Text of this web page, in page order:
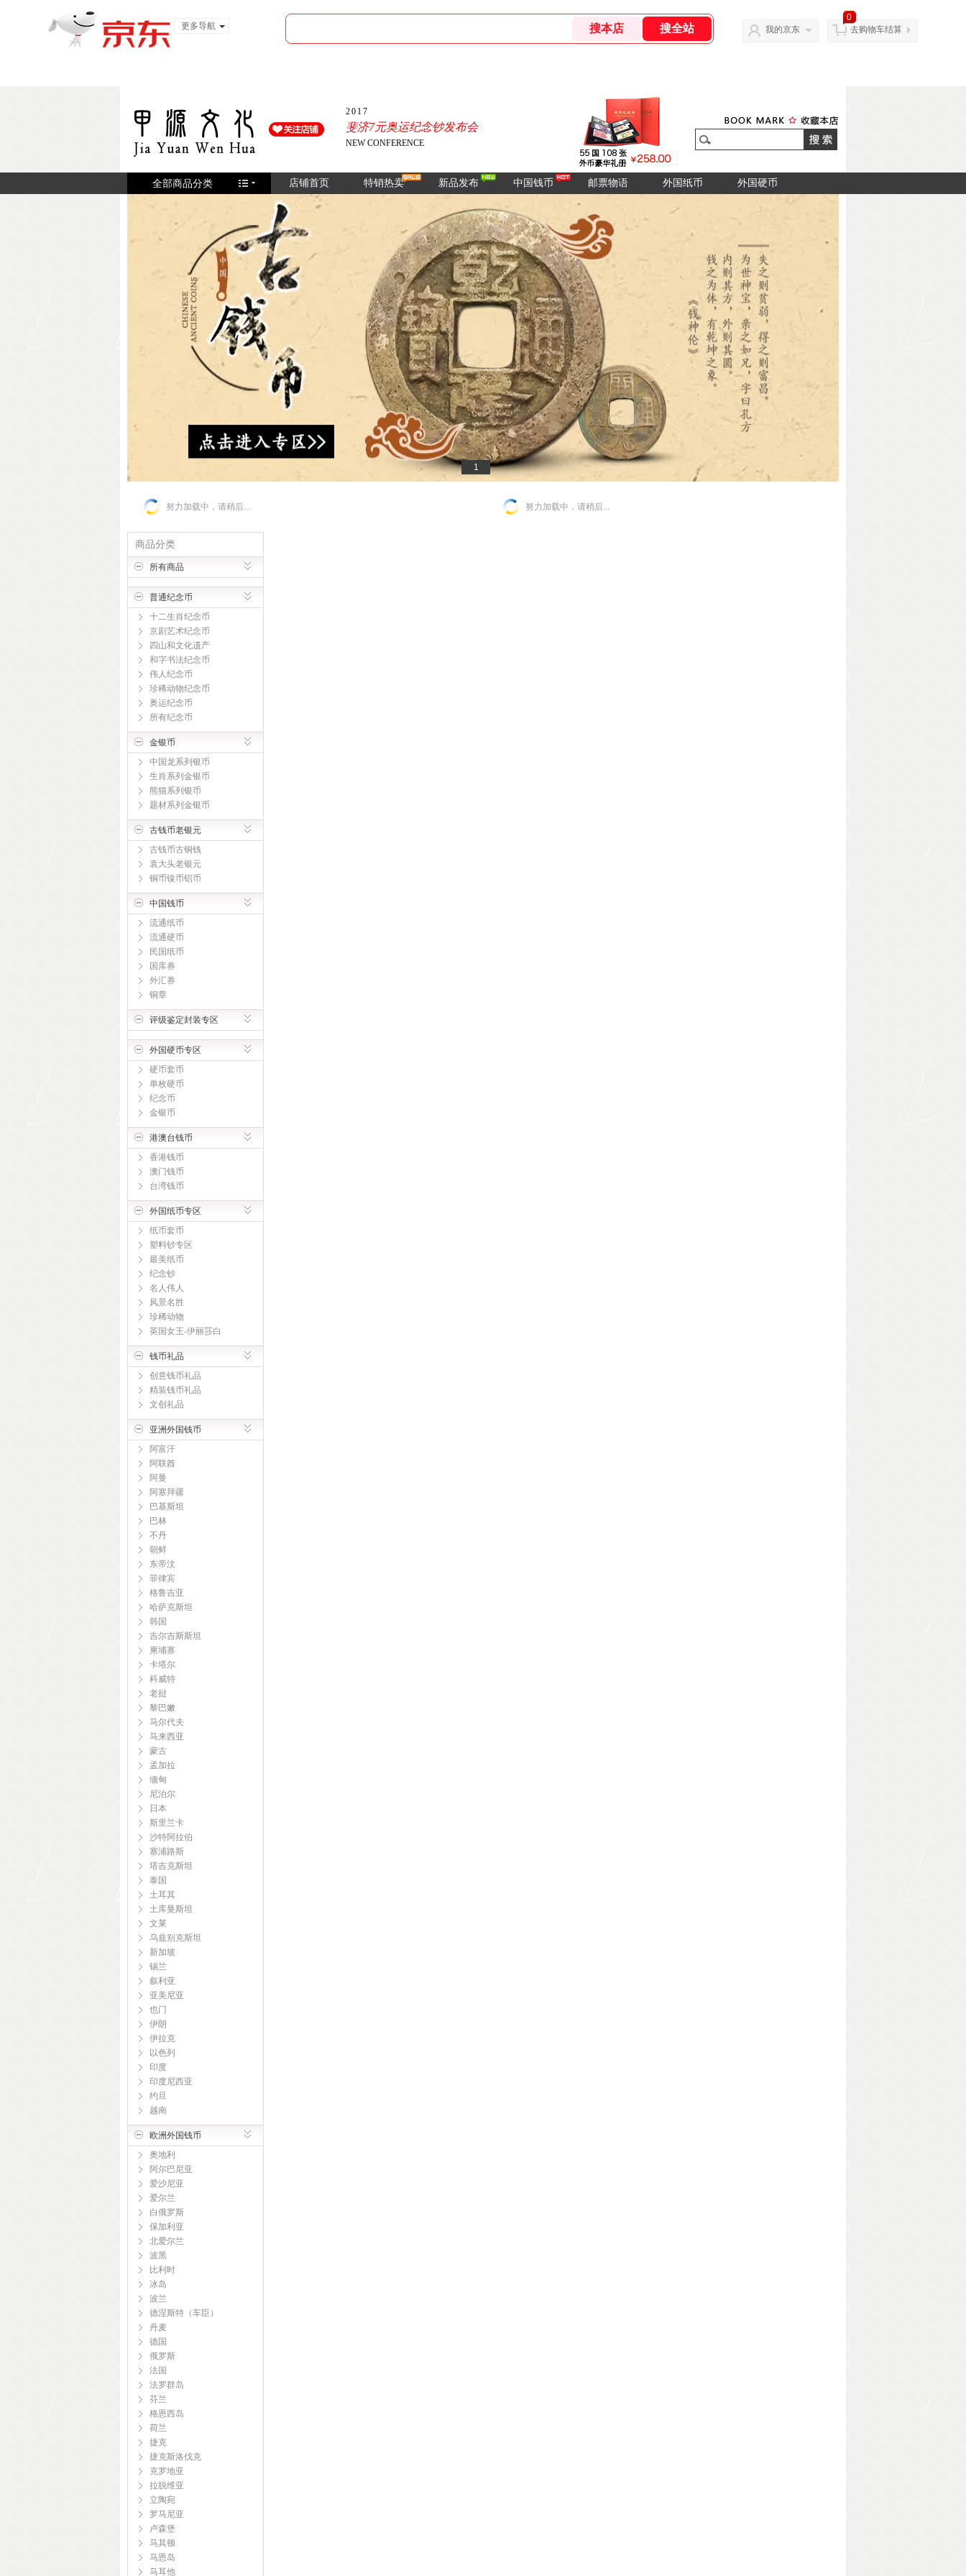
更多导航
我的京东
0
去购物车结算
2017
斐济7元奥运纪念钞发布会
NEW CONFERENCE
全部商品分类 店铺首页 特销热卖 新品发布 中国钱币 邮票物语 外国纸币 外国硬币
1
努力加载中，请稍后...
商品分类
所有商品
普通纪念币
十二生肖纪念币
京剧艺术纪念币
四山和文化遗产
和字书法纪念币
伟人纪念币
珍稀动物纪念币
奥运纪念币
所有纪念币
金银币
中国龙系列银币
生肖系列金银币
熊猫系列银币
题材系列金银币
古钱币老银元
古钱币古铜钱
袁大头老银元
铜币镍币铝币
中国钱币
流通纸币
流通硬币
民国纸币
国库券
外汇券
铜章
评级鉴定封装专区
外国硬币专区
硬币套币
单枚硬币
纪念币
金银币
港澳台钱币
香港钱币
澳门钱币
台湾钱币
外国纸币专区
纸币套币
塑料钞专区
最美纸币
纪念钞
名人伟人
风景名胜
珍稀动物
英国女王-伊丽莎白
钱币礼品
创意钱币礼品
精装钱币礼品
文创礼品
亚洲外国钱币
阿富汗
阿联酋
阿曼
阿塞拜疆
巴基斯坦
巴林
不丹
朝鲜
东帝汶
菲律宾
格鲁吉亚
哈萨克斯坦
韩国
吉尔吉斯斯坦
柬埔寨
卡塔尔
科威特
老挝
黎巴嫩
马尔代夫
马来西亚
蒙古
孟加拉
缅甸
尼泊尔
日本
斯里兰卡
沙特阿拉伯
塞浦路斯
塔吉克斯坦
泰国
土耳其
土库曼斯坦
文莱
乌兹别克斯坦
新加坡
锡兰
叙利亚
亚美尼亚
也门
伊朗
伊拉克
以色列
印度
印度尼西亚
约旦
越南
欧洲外国钱币
奥地利
阿尔巴尼亚
爱沙尼亚
爱尔兰
白俄罗斯
保加利亚
北爱尔兰
波黑
比利时
冰岛
波兰
德涅斯特（车臣）
丹麦
德国
俄罗斯
法国
法罗群岛
芬兰
格恩西岛
荷兰
捷克
捷克斯洛伐克
克罗地亚
拉脱维亚
立陶宛
罗马尼亚
卢森堡
马其顿
马恩岛
马耳他
努力加载中，请稍后...